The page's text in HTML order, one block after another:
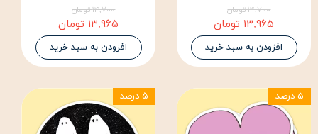
۱۴,۷۰۰ تومان
۱۳,۹۶۵ تومان
افزودن به سبد خرید
۱۴,۷۰۰ تومان
۱۳,۹۶۵ تومان
افزودن به سبد خرید
۵ درصد ۵ درصد